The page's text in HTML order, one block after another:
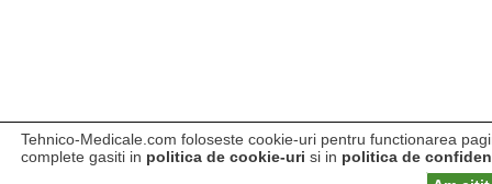
Tehnico-Medicale.com foloseste cookie-uri pentru functionarea
complete gasiti in politica de cookie-uri si in politica de